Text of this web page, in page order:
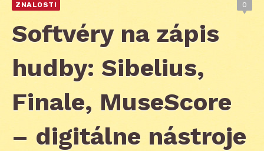
ZNALOSTI 0
Softvéry na zápis
hudby: Sibelius,
Finale, MuseScore
– digitálne nástroje